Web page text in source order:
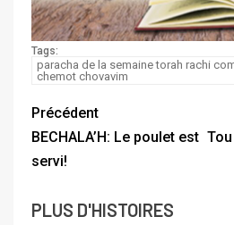
Tags:
paracha de la semaine torah rachi
chemot chovavim
Précédent
BECHALA’H: Le poulet est
servi!
PLUS D'HISTOIRES